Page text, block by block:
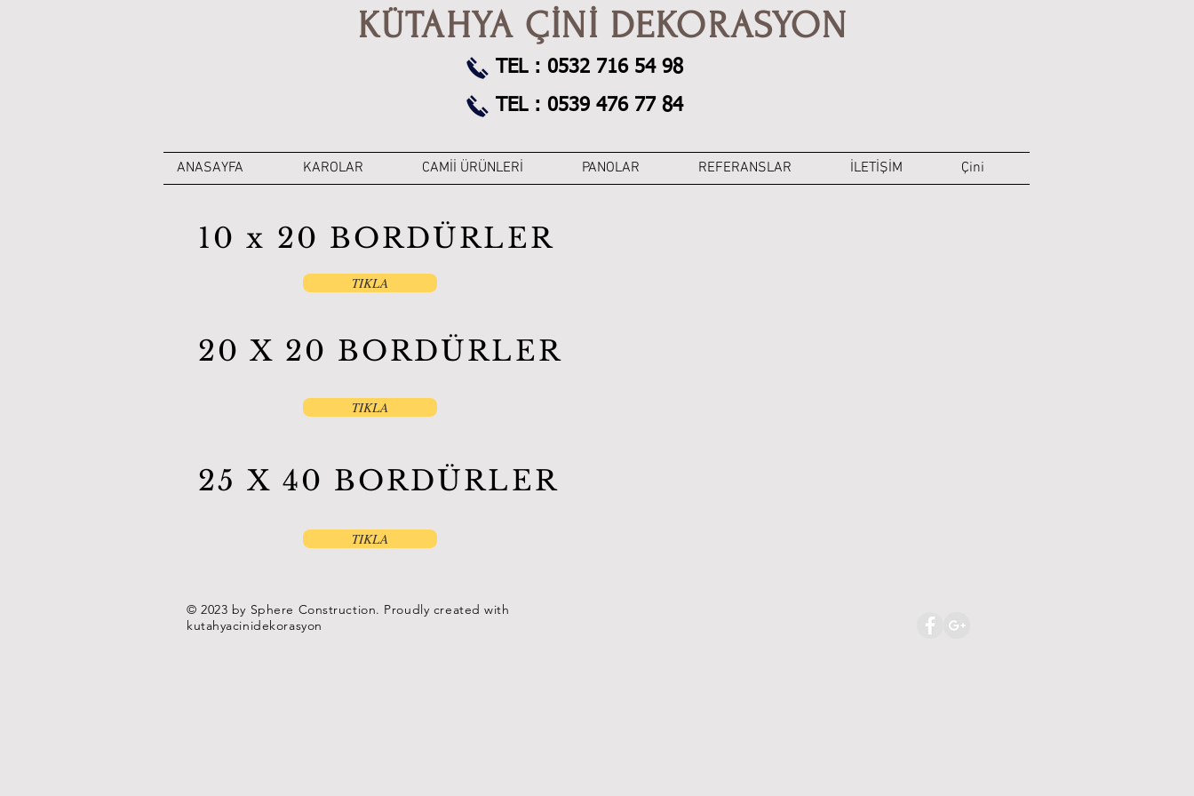
KÜTAHYA ÇİNİ DEKORASYON
TEL : 0532 716 54 98
TEL : 0539 476 77 84
10 x 20 BORDÜRLER
TIKLA
20 X 20 BORDÜRLER
TIKLA
25 X 40 BORDÜRLER
TIKLA
ANASAYFA KAROLAR CAMİİ ÜRÜNLERİ PANOLAR REFERANSLAR İLETİŞİM Çini
© 2023 by Sphere Construction. Proudly created with
kutahyacinidekorasyon